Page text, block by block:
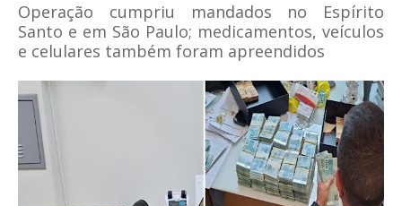
Operação cumpriu mandados no Espírito
Santo e em São Paulo; medicamentos, veículos
e celulares também foram apreendidos